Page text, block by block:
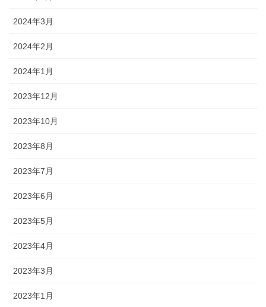
2024年3月
2024年2月
2024年1月
2023年12月
2023年10月
2023年8月
2023年7月
2023年6月
2023年5月
2023年4月
2023年3月
2023年1月